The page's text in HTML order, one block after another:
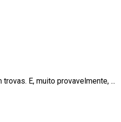
E, muito provavelmente, ...